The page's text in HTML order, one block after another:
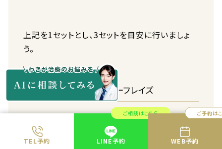
TEL予約
ご相談はこちら
LINE予約
ご予約は
WEB予約
上記を1セットとし、3セットを目安に行いましょ
う。
ふくらはぎ：シーテッドカーフレイズ
シーテッドカーフレイズは、ふくらはぎのヒラメ筋
を鍛えられるトレーニングです。座ったままででき
るので、仕事中やテレビやスマートフォンを見なが